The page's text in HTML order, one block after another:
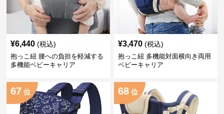
¥6,440 (税込)
抱っこ紐 腰への負担を軽減する
多機能ベビーキャリア
¥3,470 (税込)
抱っこ紐 多機能対面横向き両用
ベビーキャリア
67 位 68 位